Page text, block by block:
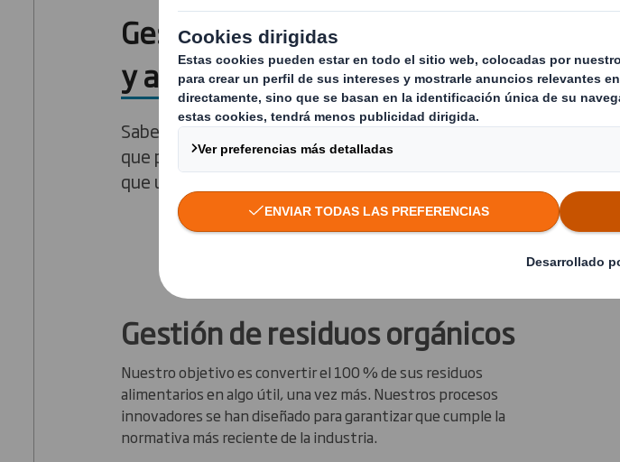
Gestión de residuos orgánicos
y alimentarios
Sabemos que los residuos orgánicos y alimentarios
que produce su empresa merecen un destino mejor
que un vertedero.
Gestión de residuos orgánicos
Nuestro objetivo es convertir el 100 % de sus residuos
alimentarios en algo útil, una vez más. Nuestros procesos
innovadores se han diseñado para garantizar que cumple la
normativa más reciente de la industria.